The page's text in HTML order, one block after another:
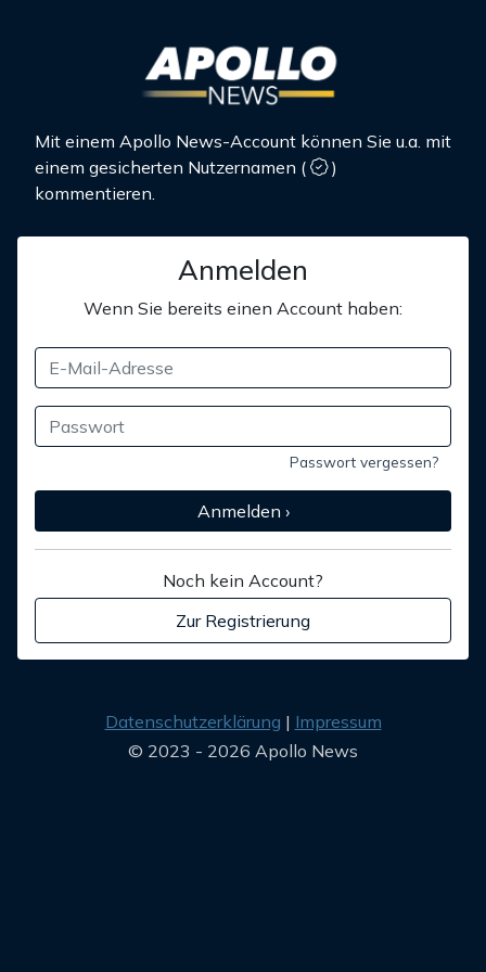
Mit einem Apollo News-Account können Sie u.a. mit
einem gesicherten Nutzernamen (
)
kommentieren.
Anmelden
Wenn Sie bereits einen Account haben:
Passwort vergessen?
Anmelden ›
Noch kein Account?
Zur Registrierung
Datenschutzerklärung
Impressum
© 2023 - 2026 Apollo News